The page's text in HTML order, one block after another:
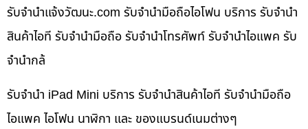
รับจํานําแจ้งวัฒนะ.com รับจำนำมือถือไอโฟน บริการ รับจำนำ
สินค้าไอที รับจำนำมือถือ รับจำนำโทรศัพท์ รับจำนำไอแพค รับ
จำนำกล้
รับจำนำ iPad Mini บริการ รับจำนำสินค้าไอที รับจำนำมือถือ
ไอแพค ไอโฟน นาฬิกา และ ของแบรนด์เนมต่างๆ